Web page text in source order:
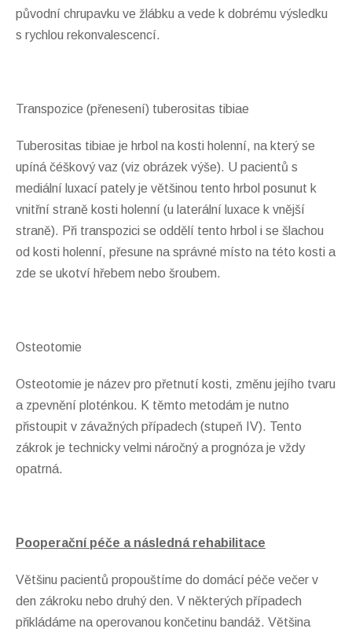
původní chrupavku ve žlábku a vede k dobrému výsledku
s rychlou rekonvalescencí.
Transpozice (přenesení) tuberositas tibiae
Tuberositas tibiae je hrbol na kosti holenní, na který se
upíná čéškový vaz (viz obrázek výše). U pacientů s
mediální luxací pately je většinou tento hrbol posunut k
vnitřní straně kosti holenní (u laterální luxace k vnější
straně). Při transpozici se oddělí tento hrbol i se šlachou
od kosti holenní, přesune na správné místo na této kosti a
zde se ukotví hřebem nebo šroubem.
Osteotomie
Osteotomie je název pro přetnutí kosti, změnu jejího tvaru
a zpevnění ploténkou. K těmto metodám je nutno
přistoupit v závažných případech (stupeň IV). Tento
zákrok je technicky velmi náročný a prognóza je vždy
opatrná.
Pooperační péče a následná rehabilitace
Většinu pacientů propouštíme do domácí péče večer v
den zákroku nebo druhý den. V některých případech
přikládáme na operovanou končetinu bandáž. Většina